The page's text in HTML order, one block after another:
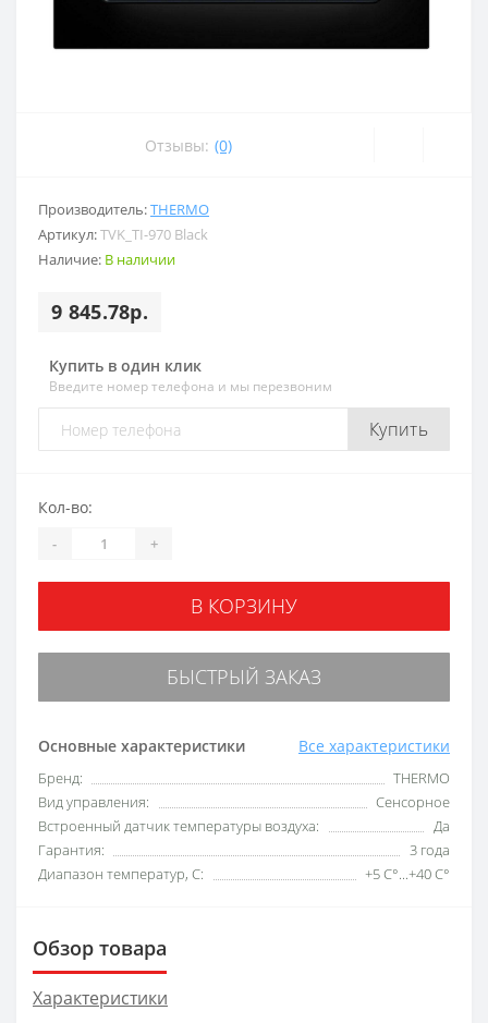
Отзывы: (0)
Производитель:THERMO
Артикул:TVK_TI-970 Black
Наличие: В наличии
9 845.78р.
Купить в один клик
Введите номер телефона и мы перезвоним
Купить
Основные характеристики Все характеристики
Бренд:
THERMO
Вид управления:
Сенсорное
Встроенный датчик температуры воздуха:
Да
Гарантия:
3 года
Диапазон температур, С:
+5 С°...+40 С°
Кол-во:
- +
В КОРЗИНУ
БЫСТРЫЙ ЗАКАЗ
Обзор товара
Характеристики